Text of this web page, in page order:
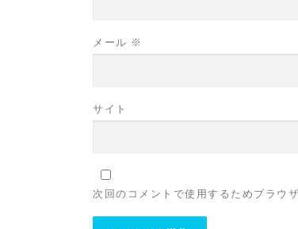
メール ※
サイト
次回のコメントで使用するためブラウ